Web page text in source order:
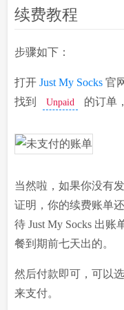
关于我们
续费教程
步骤如下：
打开Just My Socks 官
找到
Unpaid 的订单
当然啦，如果你没有
证明，你的续费账单
待 Just My Socks 出
餐到期前七天出的。
然后付款即可，可以
来支付。